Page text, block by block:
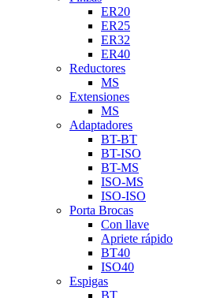
ER20
ER25
ER32
ER40
Reductores
MS
Extensiones
MS
Adaptadores
BT-BT
BT-ISO
BT-MS
ISO-MS
ISO-ISO
Porta Brocas
Con llave
Apriete rápido
BT40
ISO40
Espigas